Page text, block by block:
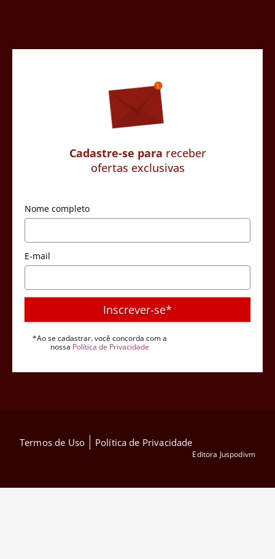
Cadastre-se para receber
ofertas exclusivas
Nome completo
E-mail
Inscrever-se*
*Ao se cadastrar, você concorda com a
nossa Política de Privacidade
Termos de Uso Política de Privacidade
Editora Juspodivm